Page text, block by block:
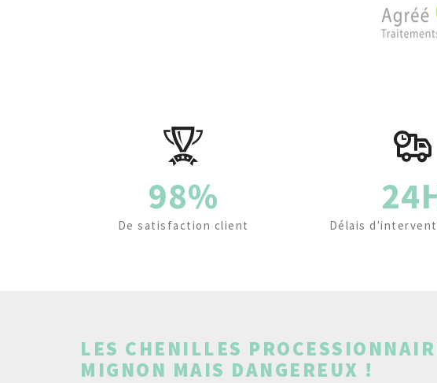
98%
De satisfaction client Délais
LES CHENILLES
MIGNON MAIS DANGEREUX !